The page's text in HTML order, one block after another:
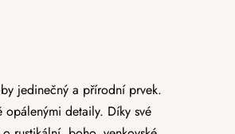
jedinečný a přírodní prvek.
opálenými detaily. Díky své